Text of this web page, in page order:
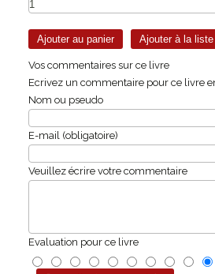
Vos commentaires sur ce livre
Ecrivez un commentaire pour ce livre
Nom ou pseudo
E-mail (obligatoire)
Veuillez écrire votre commentaire
Evaluation pour ce livre